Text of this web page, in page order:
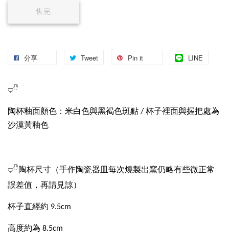
售完
分享 Tweet Pin it LINE
𓂑𓎹
陶杯釉面顏色：米白色與黑褐色斑點 / 杯子裡面與握把處為
沙漠黃釉色
𓂑𓎹陶杯尺寸
（手作陶瓷器皿每次燒製出窯仍略有些微正常
誤差值，再請見諒）
杯子直經約 9.5cm
高度約為 8.5cm